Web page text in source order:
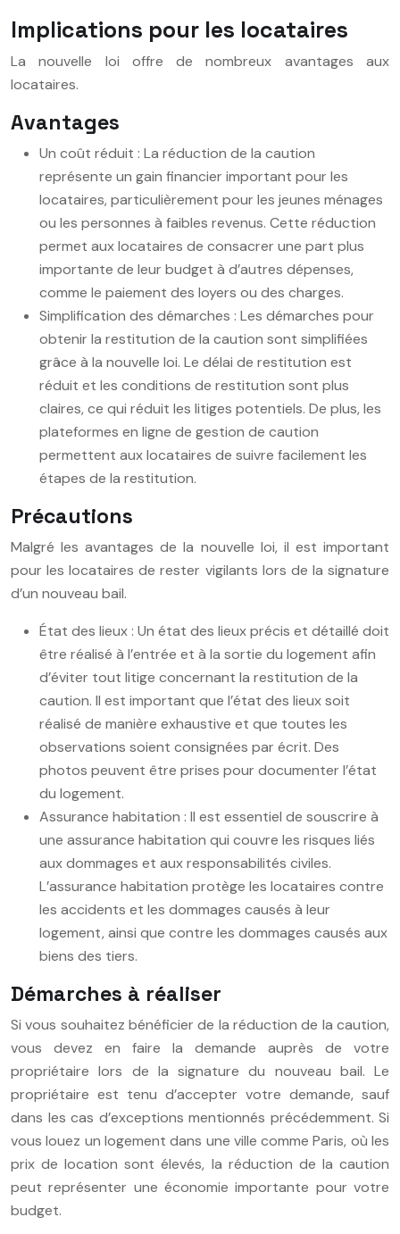
Implications pour les locataires
La nouvelle loi offre de nombreux avantages aux
locataires.
Avantages
Un coût réduit : La réduction de la caution
représente un gain financier important pour les
locataires, particulièrement pour les jeunes ménages
ou les personnes à faibles revenus. Cette réduction
permet aux locataires de consacrer une part plus
importante de leur budget à d’autres dépenses,
comme le paiement des loyers ou des charges.
Simplification des démarches : Les démarches pour
obtenir la restitution de la caution sont simplifiées
grâce à la nouvelle loi. Le délai de restitution est
réduit et les conditions de restitution sont plus
claires, ce qui réduit les litiges potentiels. De plus, les
plateformes en ligne de gestion de caution
permettent aux locataires de suivre facilement les
étapes de la restitution.
Précautions
Malgré les avantages de la nouvelle loi, il est important
pour les locataires de rester vigilants lors de la signature
d’un nouveau bail.
État des lieux : Un état des lieux précis et détaillé doit
être réalisé à l’entrée et à la sortie du logement afin
d’éviter tout litige concernant la restitution de la
caution. Il est important que l’état des lieux soit
réalisé de manière exhaustive et que toutes les
observations soient consignées par écrit. Des
photos peuvent être prises pour documenter l’état
du logement.
Assurance habitation : Il est essentiel de souscrire à
une assurance habitation qui couvre les risques liés
aux dommages et aux responsabilités civiles.
L’assurance habitation protège les locataires contre
les accidents et les dommages causés à leur
logement, ainsi que contre les dommages causés aux
biens des tiers.
Démarches à réaliser
Si vous souhaitez bénéficier de la réduction de la caution,
vous devez en faire la demande auprès de votre
propriétaire lors de la signature du nouveau bail. Le
propriétaire est tenu d’accepter votre demande, sauf
dans les cas d’exceptions mentionnés précédemment. Si
vous louez un logement dans une ville comme Paris, où les
prix de location sont élevés, la réduction de la caution
peut représenter une économie importante pour votre
budget.